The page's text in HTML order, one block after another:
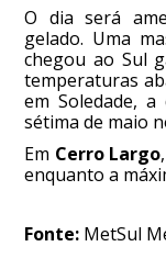
O dia será
gelado. Uma
chegou ao Sul
temperaturas
em Soledade,
sétima de maio
Em Cerro Largo
enquanto a
Fonte: MetSul